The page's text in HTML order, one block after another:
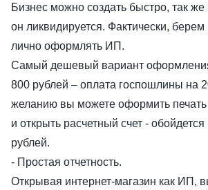
Бизнес можно создать быстро, так
он ликвидируется. Фактически,
лично оформлять ИП.
Самый дешевый вариант
800 рублей – оплата госпошлины на
желанию вы можете оформить печать
и открыть расчетный счет -
рублей.
- Простая отчетность.
Открывая интернет-магазин как ИП,